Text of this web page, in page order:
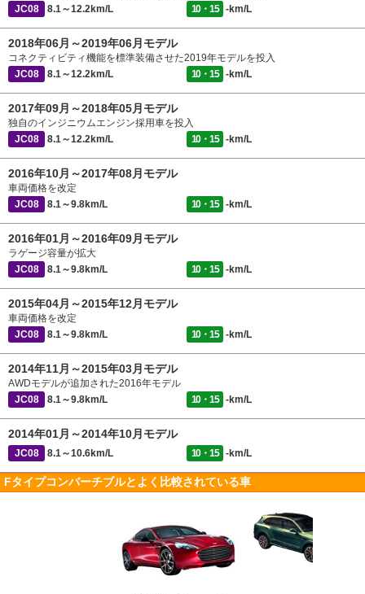
JC08
8.1～12.2km/L 10・15 -km/L
2018年06月～2019年06月モデル
コネクティビティ機能を標準装備させた2019年モデルを投入
JC08
8.1～12.2km/L 10・15 -km/L
2017年09月～2018年05月モデル
独自のインジニウムエンジン採用車を投入
JC08
8.1～12.2km/L 10・15 -km/L
2016年10月～2017年08月モデル
車両価格を改定
JC08
8.1～9.8km/L 10・15 -km/L
2016年01月～2016年09月モデル
ラゲージ容量が拡大
JC08
8.1～9.8km/L 10・15 -km/L
2015年04月～2015年12月モデル
車両価格を改定
JC08
8.1～9.8km/L 10・15 -km/L
2014年11月～2015年03月モデル
AWDモデルが追加された2016年モデル
JC08
8.1～9.8km/L 10・15 -km/L
2014年01月～2014年10月モデル
JC08 8.1～10.6km/L 10・15 -km/L
Fタイプコンバーチブルとよく比較されている車